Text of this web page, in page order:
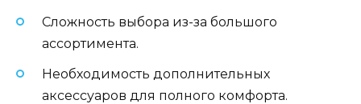
Сложность выбора из-за большого
ассортимента.
Необходимость дополнительных
аксессуаров для полного комфорта.